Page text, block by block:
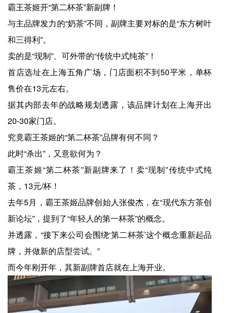
霸王茶姬开“第二杯茶”新副牌！
与主品牌发力的“奶茶”不同，副牌主要对标的是“东方树叶
和三得利”。
卖的是“现制”、可外带的“传统中式纯茶”！
首店选址在上海五角广场，门店面积不到50平米，单杯
售价在13元左右。
据其内部去年的战略规划透露，该品牌计划在上海开出
20-30家门店。
究竟霸王茶姬的“第二杯茶”品牌有何不同？
此时“杀出”，又意欲何为？
霸王茶姬“第二杯茶”新副牌来了！卖“现制”传统中式纯
茶，13元/杯！
去年5月，霸王茶姬品牌创始人张俊杰，在“现代东方茶创
新论坛”，提到了“年轻人的第一杯茶”的概念。
并透露，“接下来公司会围绕‘第二杯茶’这个概念重新起品
牌，并做新的店型尝试。”
而今年刚开年，其新副牌首店就在上海开业。